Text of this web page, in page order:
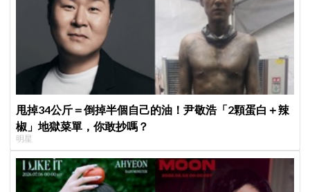
甩掉34公斤＝倒掉半個自己的油！尹敬浩「2顆蛋白＋辣
椒」地獄菜單，你敢抄嗎？
明星